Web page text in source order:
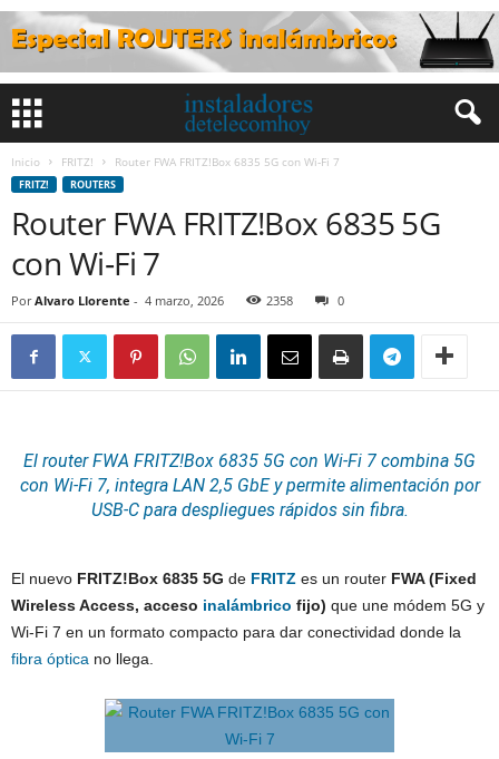
Inicio FRITZ! Router FWA FRITZ!Box 6835 5G con Wi‑Fi 7
FRITZ! ROUTERS
Router FWA FRITZ!Box 6835 5G
con Wi‑Fi 7
Por Alvaro Llorente - 4 marzo, 2026 2358 0
El router FWA FRITZ!Box 6835 5G con Wi‑Fi 7 combina 5G
con Wi‑Fi 7, integra LAN 2,5 GbE y permite alimentación por
USB‑C para despliegues rápidos sin fibra.
El nuevo FRITZ!Box 6835 5G de FRITZ es un router FWA (Fixed
Wireless Access, acceso inalámbrico fijo) que une módem 5G y
Wi‑Fi 7 en un formato compacto para dar conectividad donde la
fibra óptica no llega.